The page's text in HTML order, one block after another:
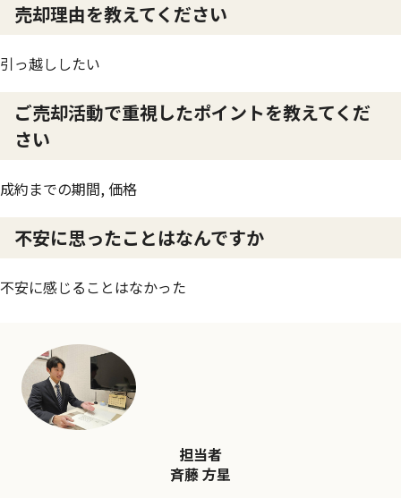
売却理由を教えてください
引っ越ししたい
ご売却活動で重視したポイントを教えてくだ
さい
成約までの期間, 価格
不安に思ったことはなんですか
不安に感じることはなかった
担当者
斉藤 方星